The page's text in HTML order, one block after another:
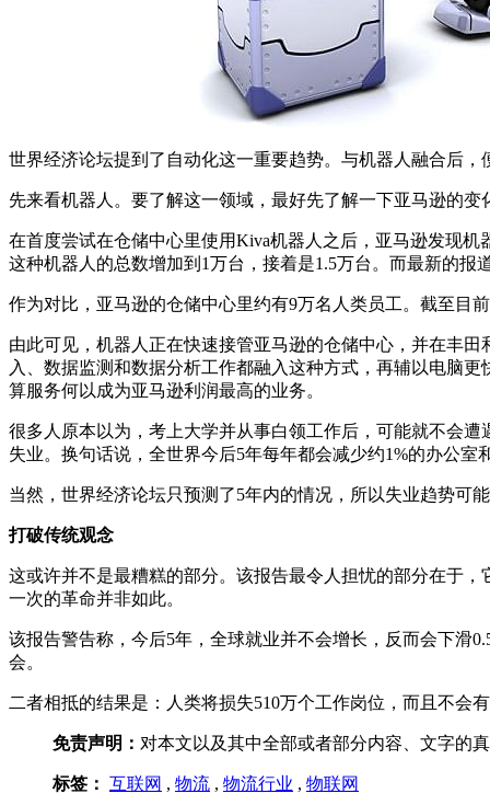
世界经济论坛提到了自动化这一重要趋势。与机器人融合后，
先来看机器人。要了解这一领域，最好先了解一下亚马逊的变
在首度尝试在仓储中心里使用Kiva机器人之后，亚马逊发现
这种机器人的总数增加到1万台，接着是1.5万台。而最新的报
作为对比，亚马逊的仓储中心里约有9万名人类员工。截至目
由此可见，机器人正在快速接管亚马逊的仓储中心，并在丰
入、数据监测和数据分析工作都融入这种方式，再辅以电脑
算服务何以成为亚马逊利润最高的业务。
很多人原本以为，考上大学并从事白领工作后，可能就不会
失业。换句话说，全世界今后5年每年都会减少约1%的办公室
当然，世界经济论坛只预测了5年内的情况，所以失业趋势可
打破传统观念
这或许并不是最糟糕的部分。该报告最令人担忧的部分在于
一次的革命并非如此。
该报告警告称，今后5年，全球就业并不会增长，反而会下滑
会。
二者相抵的结果是：人类将损失510万个工作岗位，而且不会
免责声明： 对本文以及其中全部或者部分内容、文字的
标签： 互联网 , 物流 , 物流行业 , 物联网